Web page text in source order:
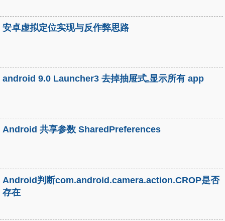
安卓虚拟定位实现与反作弊思路
android 9.0 Launcher3 去掉抽屉式,显示所有 app
Android 共享参数 SharedPreferences
Android判断com.android.camera.action.CROP是否
存在